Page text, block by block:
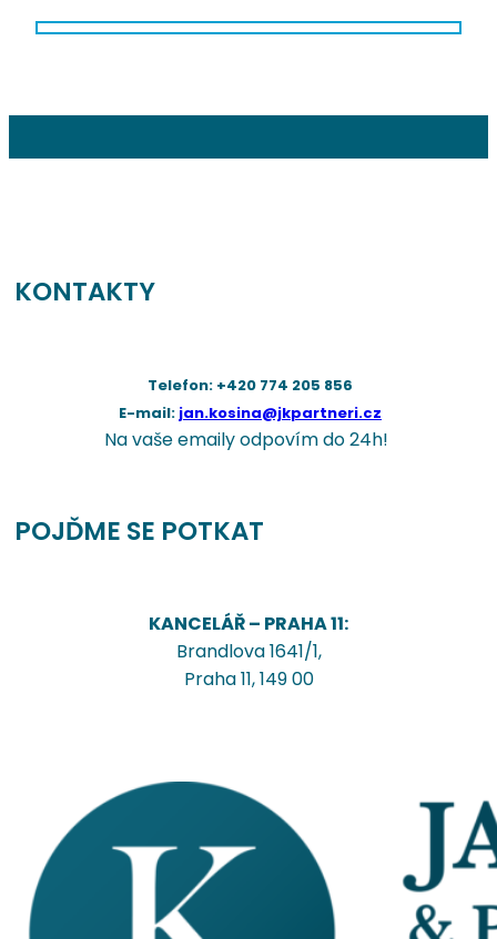
KONTAKTY
Telefon: +420 774 205 856
E-mail: jan.kosina@jkpartneri.cz
Na vaše emaily odpovím do 24h!
POJĎME SE POTKAT
KANCELÁŘ – PRAHA 11:
Brandlova 1641/1,
Praha 11, 149 00